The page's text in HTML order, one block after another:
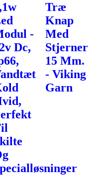
-
Dc,
Træ
Knap
Med
Stjerner
15 Mm.
- Viking
Garn